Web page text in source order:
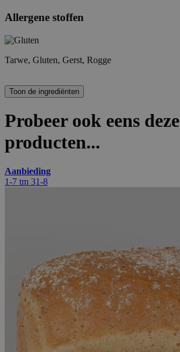
Allergene stoffen
Tarwe, Gluten, Gerst, Rogge
Probeer ook eens deze
producten...
Aanbieding
1-7 tm 31-8